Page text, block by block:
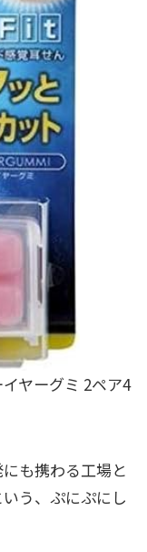
グミ 2ペア4
も携わる工場と
う、ぷにぷにし